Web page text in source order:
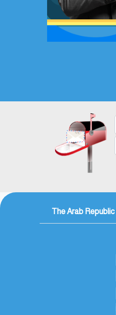
The Arab